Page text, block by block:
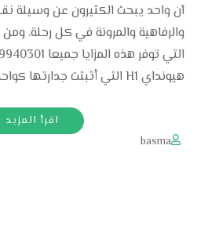
آن واحد يبحث الكثيرون عن وسيلة
والرفاهية والمرونة في كل رحلة. ومن
هيونداي H1 التي أثبتت جدارتها كواحدة من …
اقرأ المزيد
basma